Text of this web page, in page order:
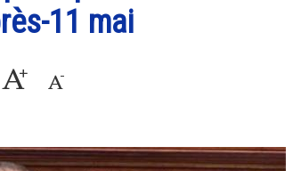
11 mai